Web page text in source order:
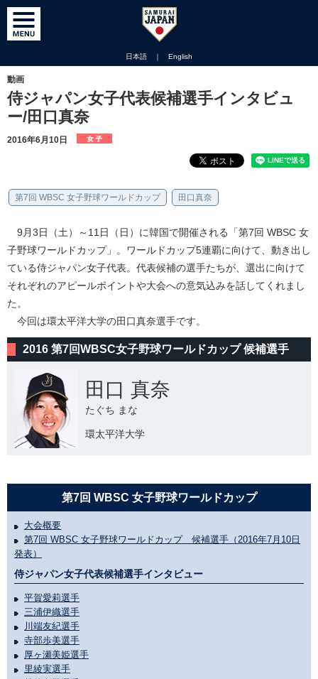
日本語 ｜ English
動画
侍ジャパン女子代表候補選手インタビュ
ー/田口真奈
2016年6月10日
第7回 WBSC 女子野球ワールドカップ 田口真奈
9月3日（土）～11日（日）に韓国で開催される「第7回 WBSC 女
子野球ワールドカップ」。ワールドカップ5連覇に向けて、動き出し
ている侍ジャパン女子代表。代表候補の選手たちが、選出に向けて
それぞれのアピールポイントや大会への意気込みを話してくれまし
た。
今回は環太平洋大学の田口真奈選手です。
2016 第7回WBSC女子野球ワールドカップ 候補選手
田口 真奈
たぐち まな
環太平洋大学
第7回 WBSC 女子野球ワールドカップ
大会概要
第7回 WBSC 女子野球ワールドカップ 候補選手（2016年7月10日
発表）
侍ジャパン女子代表候補選手インタビュー
平賀愛莉選手
三浦伊織選手
川端友紀選手
寺部歩美選手
厚ヶ瀬美姫選手
里綾実選手